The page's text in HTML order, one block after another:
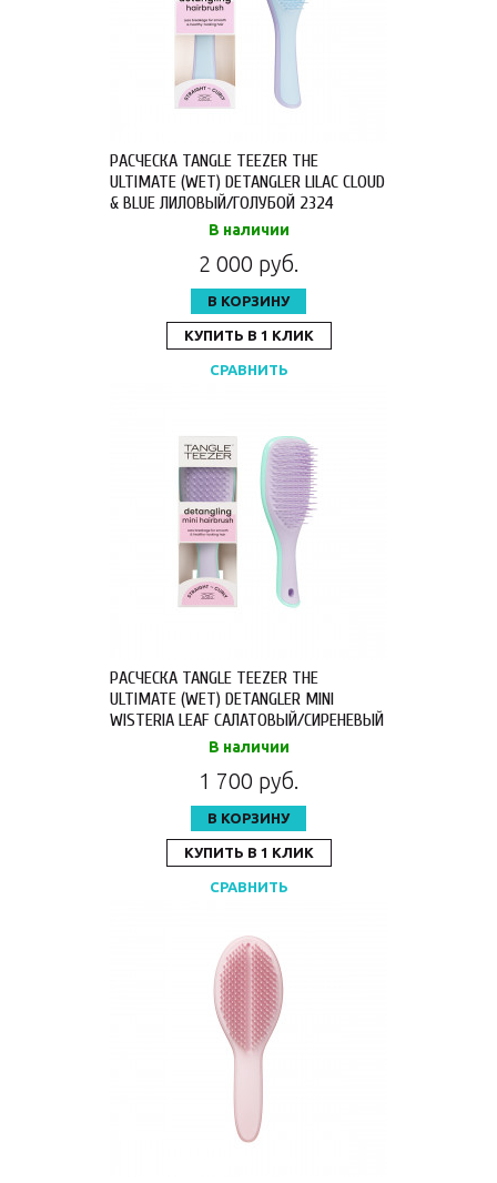
РАСЧЕСКА TANGLE TEEZER THE
ULTIMATE (WET) DETANGLER LILAC CLOUD
& BLUE ЛИЛОВЫЙ/ГОЛУБОЙ 2324
В наличии
2 000 руб.
В КОРЗИНУ
КУПИТЬ В 1 КЛИК
СРАВНИТЬ
РАСЧЕСКА TANGLE TEEZER THE
ULTIMATE (WET) DETANGLER MINI
WISTERIA LEAF САЛАТОВЫЙ/СИРЕНЕВЫЙ
В наличии
1 700 руб.
В КОРЗИНУ
КУПИТЬ В 1 КЛИК
СРАВНИТЬ